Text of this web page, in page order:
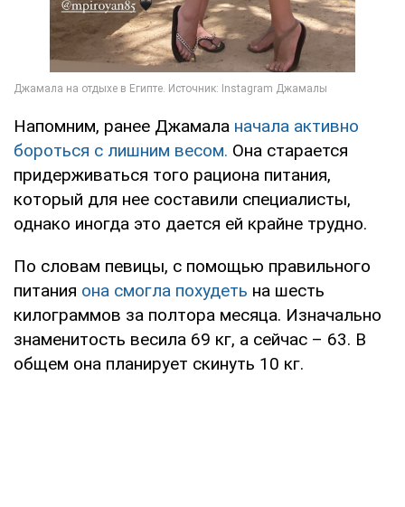
Напомним, ранее Джамала начала активно
бороться с лишним весом. Она старается
придерживаться того рациона питания,
который для нее составили специалисты,
однако иногда это дается ей крайне трудно.
По словам певицы, с помощью правильного
питания она смогла похудеть на шесть
килограммов за полтора месяца. Изначально
знаменитость весила 69 кг, а сейчас – 63. В
общем она планирует скинуть 10 кг.